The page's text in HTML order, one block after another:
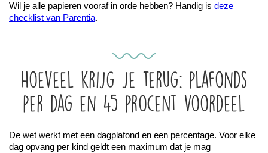
Wil je alle papieren vooraf in orde hebben? Handig is deze
checklist van Parentia.
Hoeveel krijg je terug: plafonds
per dag en 45 procent voordeel
De wet werkt met een dagplafond en een percentage. Voor elke
dag opvang per kind geldt een maximum dat je mag